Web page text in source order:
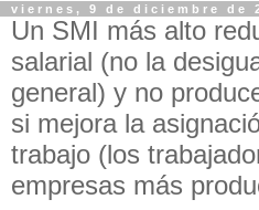
viernes, 9 de diciembre de
Un SMI más alto
salarial (no la
general) y no
si mejora la
trabajo (los
empresas más